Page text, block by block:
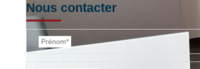
Nous contacter
Prénom*